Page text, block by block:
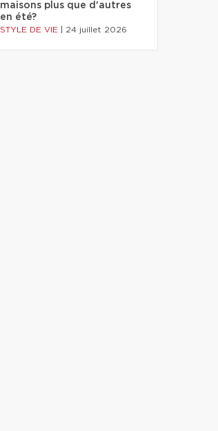
maisons plus que d'autres
en été?
STYLE DE VIE 24 juillet 2026